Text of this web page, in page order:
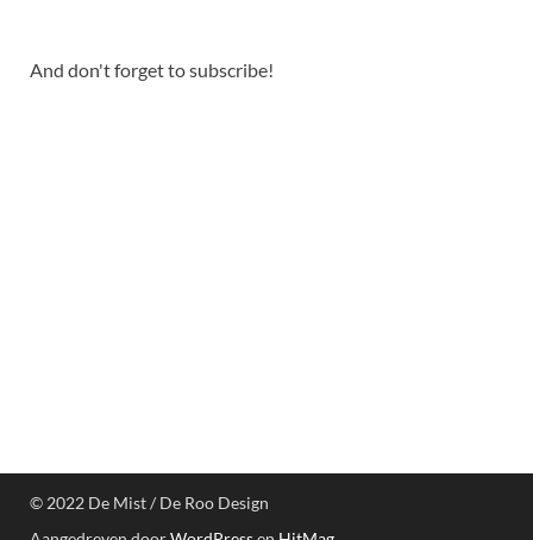
And don't forget to subscribe!
© 2022 De Mist / De Roo Design